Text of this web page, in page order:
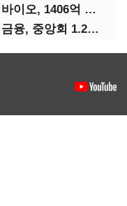
[IB토마토](유증레이다)엘앤씨바이오, 1406억 유증…최대주주는 절반만 청약
[IB토마토](크레딧시그널)농협금융, 중앙회 1.2조 지원받아 생산적금융 확대